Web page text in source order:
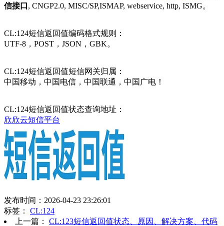
信接口 , CNGP2.0, MISC/SP,ISMAP, webservice, http, ISMG。
CL:124短信返回值编码格式规则：
UTF-8，POST，JSON，GBK。
CL:124短信返回值短信网关归属：
中国移动，中国电信，中国联通，中国广电！
CL:124短信返回值状态查询地址：
欣欣云短信平台
发布时间：2026-04-23 23:26:01
标签： CL:124
上一篇： CL:123短信返回值状态、原因、解决方案、代码